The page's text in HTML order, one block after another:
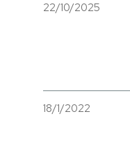
22/10/2025
18/1/2022